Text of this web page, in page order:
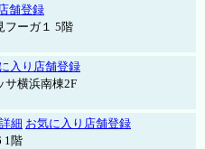
舗登録
フーガ１ 5階
入り店舗登録
横浜南棟2F
詳細 お気に入り店舗登録
1階